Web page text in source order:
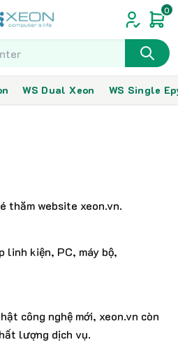
0
WS Dual Xeon WS Single
thăm website xeon.vn.
linh kiện, PC, máy bộ,
công nghệ mới, xeon.vn còn
lượng dịch vụ.